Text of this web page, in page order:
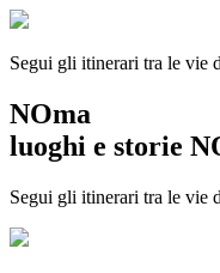
Segui gli itinerari tra le vie
NOma
luoghi e storie
Segui gli itinerari tra le vie